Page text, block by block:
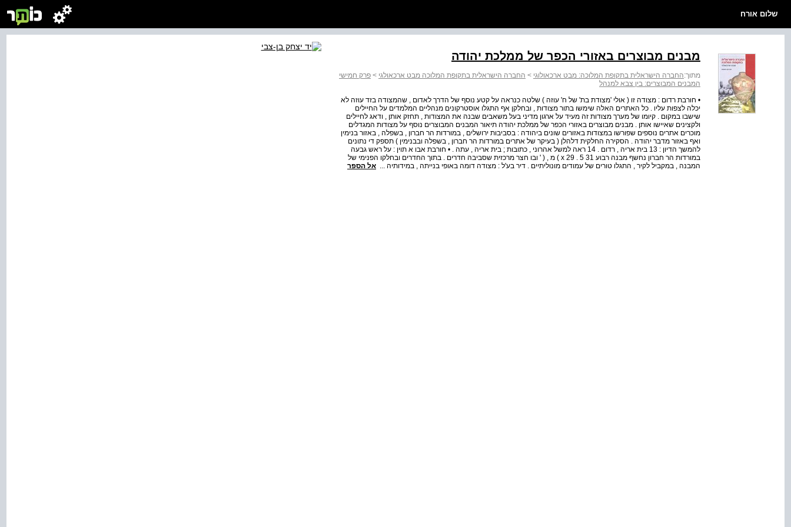
שלום אורח
מבנים מבוצרים באזורי הכפר של ממלכת יהודה
מתוך:החברה הישראלית בתקופת המלוכה: מבט ארכאולוגי > החברה הישראלית בתקופת המלוכה מבט ארכאולגי > פרק חמישי
המבנים המבוצרים: בין צבא למנהל
• חורבת רדום : מצודה זו ( אולי 'מצודת בת' של ח' עוזה ) שלטה כנראה על קטע נוסף של הדרך לאדום , שהמצודה בזד עוזה לא
יכלה לצפות עליו . כל האתרים האלה שימשו בתור מצודות , ובחלקן אף התגלו אוסטרקונים מנהליים המלמדים על החיילים
שישבו במקום . קיומו של מערך מצודות זה מעיד על ארגון מדיני בעל משאבים שבנה את המצודות , תחזק אותן , ודאג לחיילים
ולקצינים שאיישו אותן . מבנים מבוצרים באזורי הכפר של ממלכת יהודה תיאור המבנים המבוצרים נוסף על מצודות המגדלים
מוכרים אתרים נוספים שפורשו במצודות באזורים שונים ביהודה : בסביבות ירושלים , במורדות הר חברון , בשפלה , באזור בנימין
ואף באזור מדבר יהודה . הסקירה החלקית דלהלן ( בעיקר של אתרים במורדות הר חברון , בשפלה ובבנימין ) תספק די נתונים
להמשך הדיון : 13 בית אריה , רדום . 14 ראה למשל אהרוני , כתובות ; בית אריה , עתה . • חורבת אבו א תוין : על ראש גבעה
במורדות הר חברון נחשף מבנה רבוע 31 x 29 . 5 ) מ , ( ' ובו חצר מרכזית שסביבה חדרים . בתוך החדרים ובחלקו הפנימי של
המבנה , במקביל לקיר , התגלו טורים של עמודים מונוליתיים . דיר בע'ל : מצודה דומה באופי בנייתה , במידותיה ... אל הספר